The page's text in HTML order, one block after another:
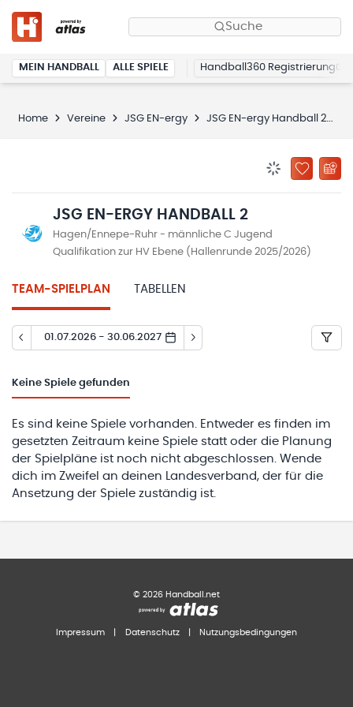
Suche
MEIN HANDBALL ALLE SPIELE Handball360 Registrierung
Home Vereine JSG EN-ergy JSG EN-ergy Handball 2
ZU
JSG EN-ERGY HANDBALL 2
Hagen/Ennepe-Ruhr - männliche C Jugend
Qualifikation zur HV Ebene (Hallenrunde 2025/2026)
TEAM-SPIELPLAN TABELLEN
01.07.2026 - 30.06.2027
Keine Spiele gefunden
Es sind keine Spiele vorhanden. Entweder es finden im
gesetzten Zeitraum keine Spiele statt oder die Planung
der Spielpläne ist noch nicht abgeschlossen. Wende
dich im Zweifel an deinen Landesverband, der für die
Ansetzung der Spiele zuständig ist.
© 2026 Handball.net
Impressum Datenschutz Nutzungsbedingungen